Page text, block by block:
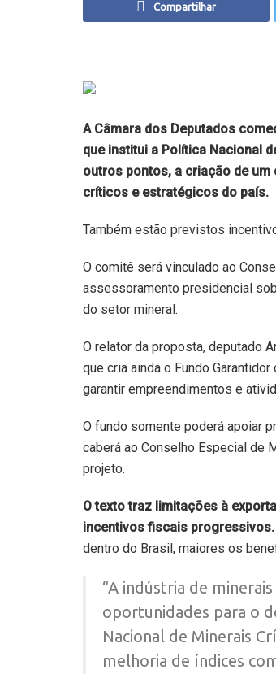
Compartilhar
A Câmara dos Deputados
que institui a Política Nacional
outros pontos, a criação de
críticos e estratégicos do país.
Também estão previstos
O comitê será vinculado ao
assessoramento presidencial
do setor mineral.
O relator da proposta, deputado
que cria ainda o Fundo
garantir empreendimentos e
O fundo somente poderá apoiar
caberá ao Conselho Especial de
projeto.
O texto traz limitações à
incentivos fiscais progressivos.
dentro do Brasil, maiores os
“A indústria de
oportunidades para o
Nacional de Minerais
melhoria de índices